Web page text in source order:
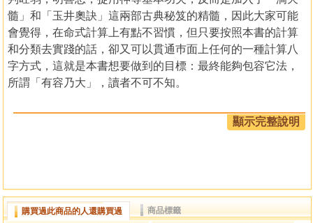
髓」和「玉井奧訣」這兩部古典秘笈的精髓，因此大家可能
會覺得，在命式計算上有點不習慣，但只要按照本書的計算
和分類去實踐的話，卻又可以貫通巿面上任何的一種計算八
字方式，這就是本書想要做到的目標：最終能夠包容它法，
所謂「有容乃大」，讀者不可不知。
代序：
地起，易師傅的著作會先以由淺入深的方式，一步一步地講
解子平八字的理論，鞏固讀者八字上的根基後，再配以圖文
顯示完整說明
購買過此商品的人還購買過 商品標籤